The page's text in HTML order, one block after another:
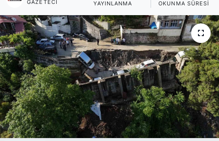
GAZETECI YAYINLANMA OKUNMA SÜRESI
SAĞLIK
Siyaset
YEREL HABER
Haberde insan
Tanıtım
Haber Arşivi